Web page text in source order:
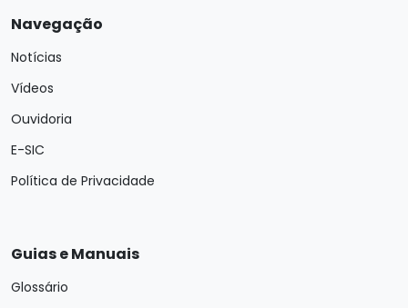
Navegação
Notícias
Vídeos
Ouvidoria
E-SIC
Política de Privacidade
Guias e Manuais
Glossário